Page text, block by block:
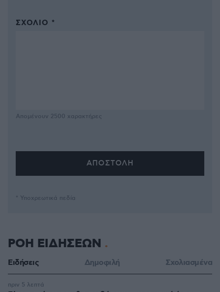
ΣΧΌΛΙΟ *
Απομένουν 2500 χαρακτήρες
* Υποχρεωτικά πεδία
ΡΟΗ ΕΙΔΗΣΕΩΝ
Ειδήσεις Δημοφιλή Σχολιασμένα
πριν 5 λεπτά